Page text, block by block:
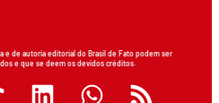
e de autoria editorial do Brasil de Fato podem ser
e que se deem os devidos créditos.